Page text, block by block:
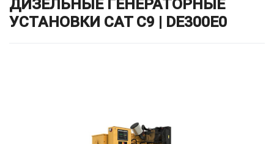
ДИЗЕЛЬНЫЕ ГЕНЕРАТОРНЫЕ
УСТАНОВКИ CAT C9 | DE300E0